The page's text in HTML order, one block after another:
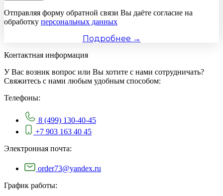
Отправляя форму обратной связи Вы даёте согласие на
обработку персональных данных
Подробнее →
Контактная информация
У Вас возник вопрос или Вы хотите с нами сотрудничать?
Свяжитесь с нами любым удобным способом:
Телефоны:
8 (499) 130-40-45
+7 903 163 40 45
Электронная почта:
order73@yandex.ru
График работы: